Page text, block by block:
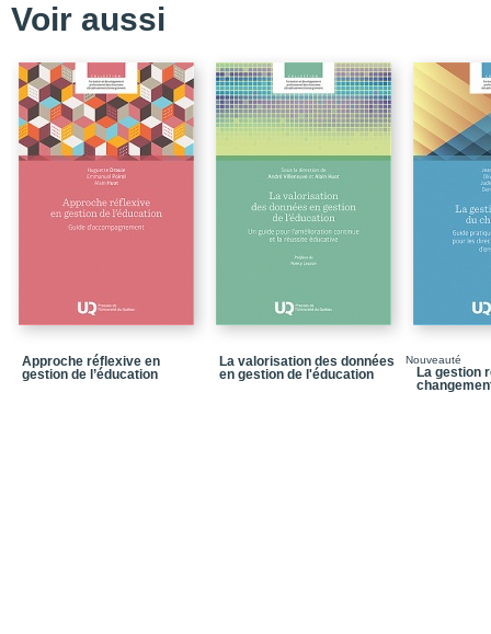
Objectifs
Thèmes
Structure du guide
Structure des chapitres
Lectorat
ÉTAPE I – La
technologies
Chapitre 2 – Se
Voir aussi
Approche réflexive en
gestion de l’éducation
La valorisation des données
en gestion de l'éducation
Nouveauté
La gestion